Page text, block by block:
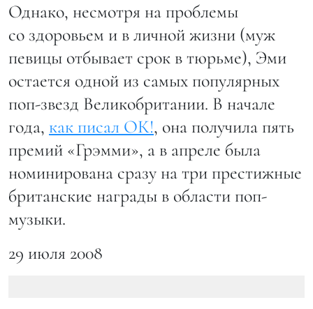
Однако, несмотря на проблемы
со здоровьем и в личной жизни (муж
певицы отбывает срок в тюрьме), Эми
остается одной из самых популярных
поп-звезд Великобритании. В начале
года, как писал ОК!, она получила пять
премий «Грэмми», а в апреле была
номинирована сразу на три престижные
британские награды в области поп-
музыки.
29 июля 2008